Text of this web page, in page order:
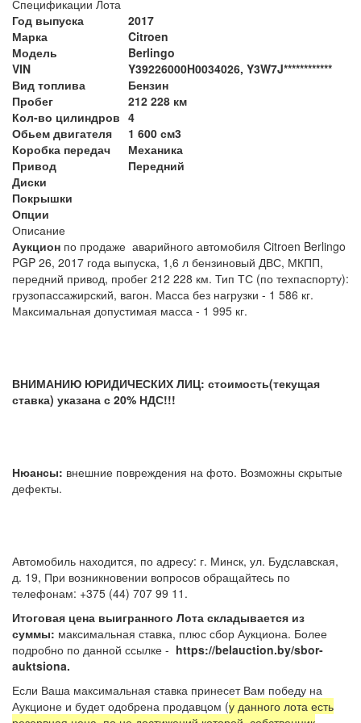
Спецификации Лота
Год выпуска
2017
Марка
Citroen
Модель
Berlingo
VIN
Y39226000H0034026, Y3W7J************
Вид топлива
Бензин
Пробег
212 228 км
Кол-во цилиндров 4
Обьем двигателя
1 600 см3
Коробка передач
Механика
Привод
Передний
Диски
Покрышки
Опции
Описание
Аукцион по продаже аварийного автомобиля Citroen Berlingo
PGP 26, 2017 года выпуска, 1,6 л бензиновый ДВС, МКПП,
передний привод, пробег 212 228 км. Тип ТС (по техпаспорту):
грузопассажирский, вагон. Масса без нагрузки - 1 586 кг.
Максимальная допустимая масса - 1 995 кг.
ВНИМАНИЮ ЮРИДИЧЕСКИХ ЛИЦ: стоимость(текущая
ставка) указана с 20% НДС!!!
Нюансы: внешние повреждения на фото. Возможны скрытые
дефекты.
Автомобиль находится, по адресу: г. Минск, ул. Будславская,
д. 19, При возникновении вопросов обращайтесь по
телефонам: +375 (44) 707 99 11.
Итоговая цена выигранного Лота складывается из
суммы: максимальная ставка, плюс сбор Аукциона. Более
подробно по данной ссылке - https://belauction.by/sbor-
auktsiona.
Если Ваша максимальная ставка принесет Вам победу на
Аукционе и будет одобрена продавцом (у данного лота есть